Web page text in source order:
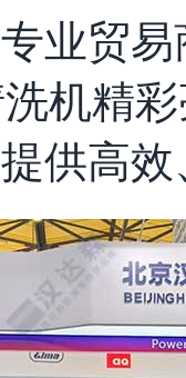
业贸
机精
供高